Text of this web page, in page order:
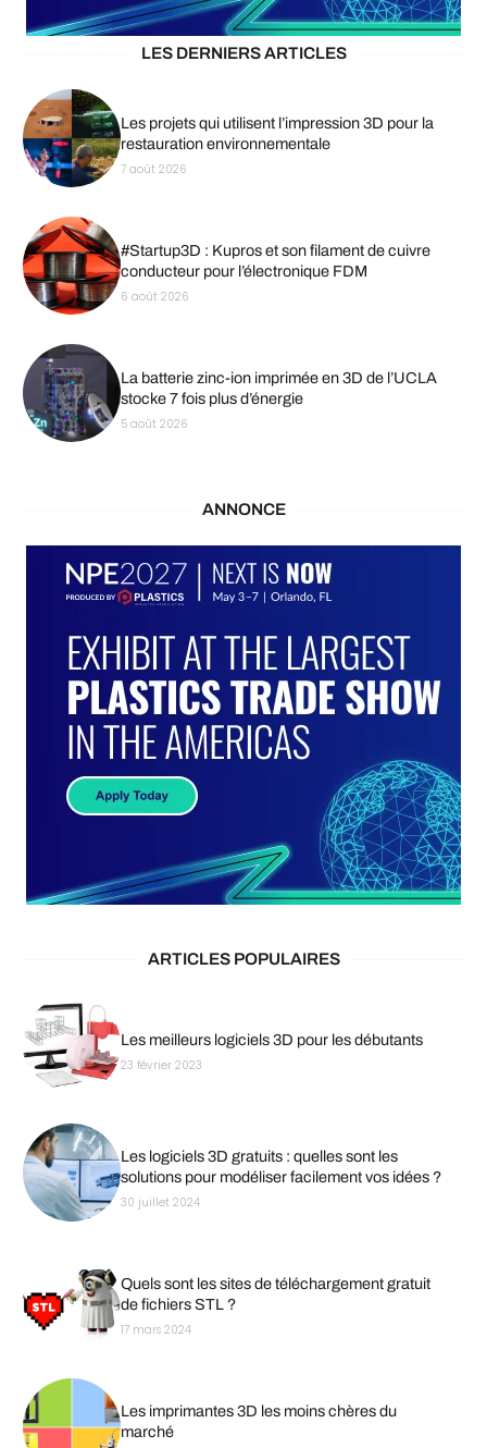
LES DERNIERS ARTICLES
Les projets qui utilisent l’impression 3D pour la
restauration environnementale
7 août 2026
#Startup3D : Kupros et son filament de cuivre
conducteur pour l’électronique FDM
6 août 2026
La batterie zinc-ion imprimée en 3D de l’UCLA
stocke 7 fois plus d’énergie
5 août 2026
ANNONCE
ARTICLES POPULAIRES
Les meilleurs logiciels 3D pour les débutants
23 février 2023
Les logiciels 3D gratuits : quelles sont les
solutions pour modéliser facilement vos idées ?
30 juillet 2024
Quels sont les sites de téléchargement gratuit
de fichiers STL ?
17 mars 2024
Les imprimantes 3D les moins chères du
marché